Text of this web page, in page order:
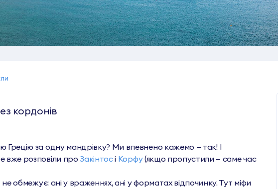
кордонів
Грецію за одну мандрівку? Ми впевнено кажемо — так! І
вже розповіли проЗакінтосі Корфу(якщо пропустили — саме час
не обмежує: ані у враженнях, ані у форматах відпочинку. Тут міфи